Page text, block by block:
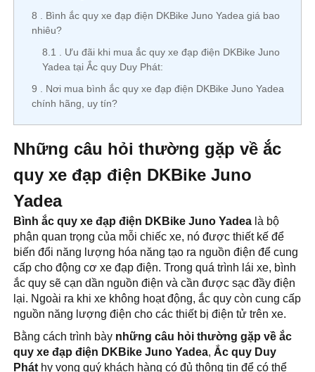
8
Bình ắc quy xe đạp điện DKBike Juno Yadea giá bao
nhiêu?
8.1
Ưu đãi khi mua ắc quy xe đạp điện DKBike Juno
Yadea tại Ắc quy Duy Phát:
9
Nơi mua bình ắc quy xe đạp điện DKBike Juno Yadea
chính hãng, uy tín?
Những câu hỏi thường gặp về ắc
quy xe đạp điện DKBike Juno
Yadea
Bình ắc quy xe đạp điện DKBike Juno Yadea là bộ
phận quan trọng của mỗi chiếc xe, nó được thiết kế để
biến đổi năng lượng hóa năng tạo ra nguồn điện để cung
cấp cho động cơ xe đạp điện. Trong quá trình lái xe, bình
ắc quy sẽ cạn dần nguồn điện và cần được sạc đầy điện
lại. Ngoài ra khi xe không hoạt động, ắc quy còn cung cấp
nguồn năng lượng điện cho các thiết bị điện tử trên xe.
Bằng cách trình bày những câu hỏi thường gặp về ắc
quy xe đạp điện DKBike Juno Yadea, Ắc quy Duy
Phát hy vọng quý khách hàng có đủ thông tin để có thể